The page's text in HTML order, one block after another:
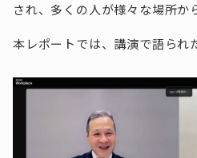
され、多くの人が様々な場所か
本レポートでは、講演で語られ